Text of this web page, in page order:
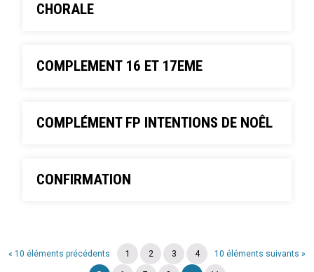
CHORALE
COMPLEMENT 16 ET 17EME
COMPLÉMENT FP INTENTIONS DE NOÊL
CONFIRMATION
« 10 éléments précédents 10 éléments suivants »
1 2 3 4